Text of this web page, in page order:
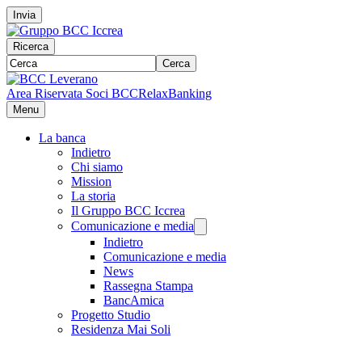
Invia
Ricerca
Cerca
Area Riservata Soci BCCRelaxBanking
Menu
La banca
Indietro
Chi siamo
Mission
La storia
Il Gruppo BCC Iccrea
Comunicazione e media
Indietro
Comunicazione e media
News
Rassegna Stampa
BancAmica
Progetto Studio
Residenza Mai Soli